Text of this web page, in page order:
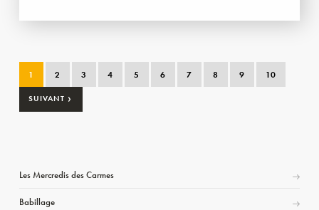
1 2 3 4 5 6 7 8 9 10
SUIVANT ›
Les Mercredis des Carmes
Babillage